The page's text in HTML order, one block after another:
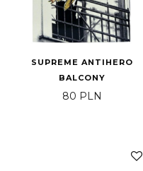
SUPREME ANTIHERO
BALCONY
80 PLN